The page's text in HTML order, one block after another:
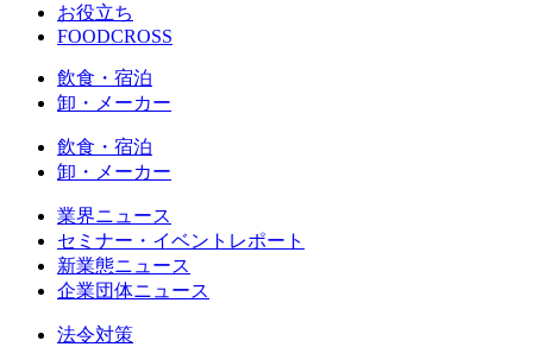
お役立ち
FOODCROSS
飲食・宿泊
卸・メーカー
飲食・宿泊
卸・メーカー
業界ニュース
セミナー・イベントレポート
新業態ニュース
企業団体ニュース
法令対策